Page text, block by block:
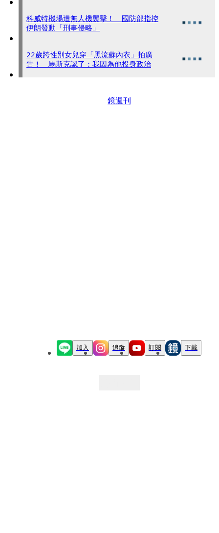
科威特機場遭無人機襲擊！ 國防部指控
伊朗發動「刑事侵略」
22歲跨性別女兒穿「黑流蘇內衣」拍廣
告！ 馬斯克認了：我因為他投身政治
鏡週刊
加入 追蹤 訂閱 下載